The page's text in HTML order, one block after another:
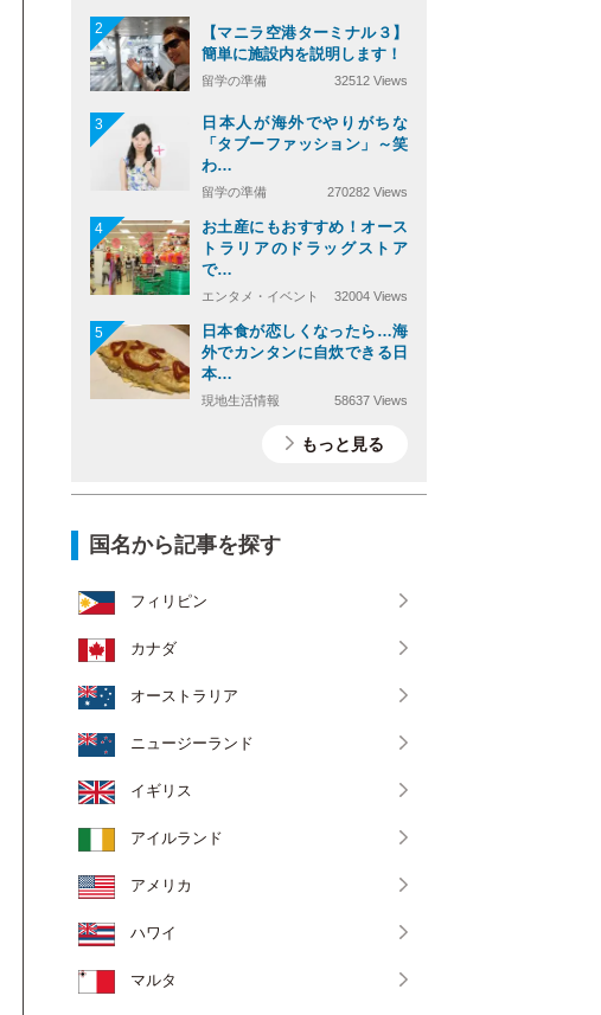
2
【マニラ空港ターミナル３】
簡単に施設内を説明します！
留学の準備 32512 Views
3
日本人が海外でやりがちな
「タブーファッション」～笑
わ…
留学の準備 270282 Views
4
お土産にもおすすめ！オース
トラリアのドラッグストア
で…
エンタメ・イベント 32004 Views
5
日本食が恋しくなったら…海
外でカンタンに自炊できる日
本…
現地生活情報 58637 Views
もっと見る
国名から記事を探す
フィリピン
カナダ
オーストラリア
ニュージーランド
イギリス
アイルランド
アメリカ
ハワイ
マルタ